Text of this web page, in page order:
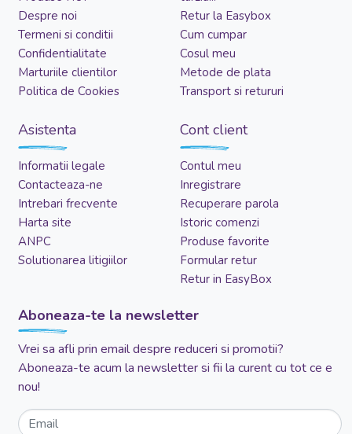
Despre noi
Termeni si conditii
Confidentialitate
Marturiile clientilor
Politica de Cookies
Retur la Easybox
Cum cumpar
Cosul meu
Metode de plata
Transport si retururi
Asistenta
Informatii legale
Contacteaza-ne
Intrebari frecvente
Harta site
ANPC
Solutionarea litigiilor
Cont client
Contul meu
Inregistrare
Recuperare parola
Istoric comenzi
Produse favorite
Formular retur
Retur in EasyBox
Aboneaza-te la newsletter
Vrei sa afli prin email despre reduceri si promotii?
Aboneaza-te acum la newsletter si fii la curent cu tot ce e
nou!
Email